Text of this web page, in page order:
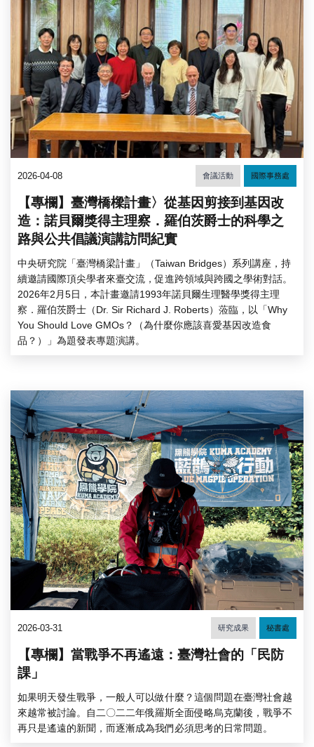
2026-04-08 會議活動 國際事務處
【專欄】臺灣橋樑計畫〉從基因剪接到基因改
造：諾貝爾獎得主理察．羅伯茨爵士的科學之
路與公共倡議演講訪問紀實
中央研究院「臺灣橋梁計畫」（Taiwan Bridges）系列講座，持
續邀請國際頂尖學者來臺交流，促進跨領域與跨國之學術對話。
2026年2月5日，本計畫邀請1993年諾貝爾生理醫學獎得主理
察．羅伯茨爵士（Dr. Sir Richard J. Roberts）蒞臨，以「Why
You Should Love GMOs？（為什麼你應該喜愛基因改造食
品？）」為題發表專題演講。
2026-03-31 研究成果 秘書處
【專欄】當戰爭不再遙遠：臺灣社會的「民防
課」
如果明天發生戰爭，一般人可以做什麼？這個問題在臺灣社會越
來越常被討論。自二〇二二年俄羅斯全面侵略烏克蘭後，戰爭不
再只是遙遠的新聞，而逐漸成為我們必須思考的日常問題。